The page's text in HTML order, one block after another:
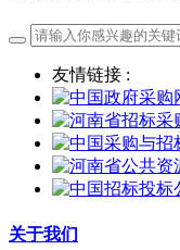
友情链接 :
关于我们